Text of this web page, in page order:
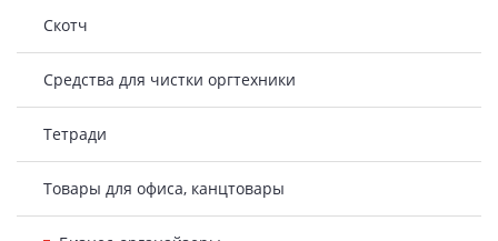
Скотч
Средства для чистки оргтехники
Тетради
Товары для офиса, канцтовары